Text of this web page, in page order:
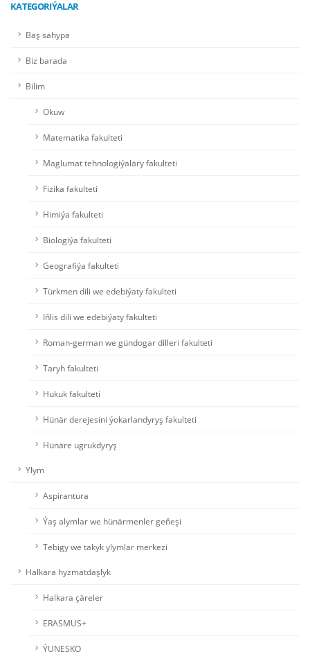
KATEGORIÝALAR
Baş sahypa
Biz barada
Bilim
Okuw
Matematika fakulteti
Maglumat tehnologiýalary fakulteti
Fizika fakulteti
Himiýa fakulteti
Biologiýa fakulteti
Geografiýa fakulteti
Türkmen dili we edebiýaty fakulteti
Iňlis dili we edebiýaty fakulteti
Roman-german we gündogar dilleri fakulteti
Taryh fakulteti
Hukuk fakulteti
Hünär derejesini ýokarlandyryş fakulteti
Hünäre ugrukdyryş
Ylym
Aspirantura
Ýaş alymlar we hünärmenler geňeşi
Tebigy we takyk ylymlar merkezi
Halkara hyzmatdaşlyk
Halkara çäreler
ERASMUS+
ÝUNESKO